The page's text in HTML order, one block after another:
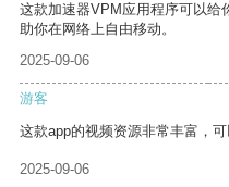
这款加速器VPM应用程序可以给
助你在网络上自由移动。
2025-09-06
游客
这款app的视频资源非常丰富，可
2025-09-06